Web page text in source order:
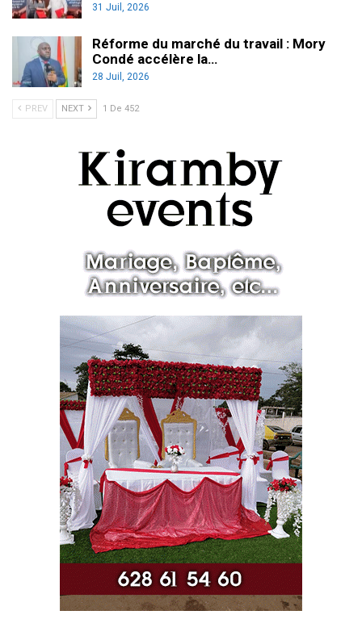
31 Juil, 2026
Réforme du marché du travail : Mory
Condé accélère la…
28 Juil, 2026
PREV NEXT 1 De 452